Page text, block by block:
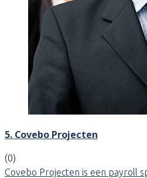
5. Covebo Projecten
(0)
Covebo Projecten is een payroll